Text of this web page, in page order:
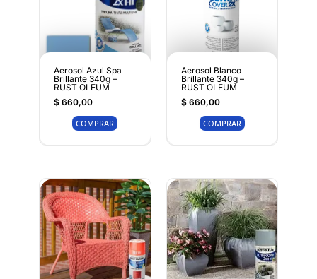
Aerosol Azul Spa
Brillante 340g –
RUST OLEUM
$660,00
COMPRAR
Aerosol Blanco
Brillante 340g –
RUST OLEUM
$660,00
COMPRAR